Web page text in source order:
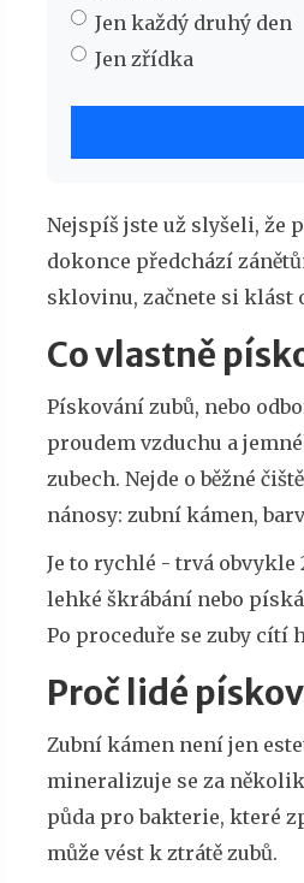
Jen každý druhý den
Jen zřídka
Nejspíš jste už slyšeli, že
dokonce předchází
sklovinu, začnete si klást
Co vlastně
Pískování zubů, nebo
proudem vzduchu a
zubech. Nejde o běžné
nánosy: zubní kámen,
Je to rychlé - trvá obvykle
lehké škrábání nebo
Po proceduře se zuby cítí
Proč lidé
Zubní kámen není jen
mineralizuje se za
půda pro bakterie, které
může vést k ztrátě zubů.